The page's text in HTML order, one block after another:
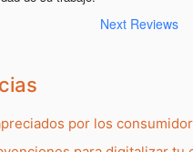
Next Reviews
por los